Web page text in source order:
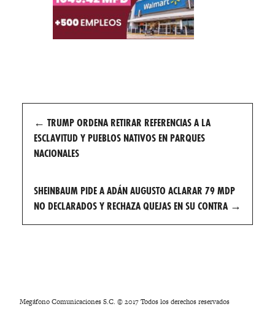
Post
navigation
← TRUMP ORDENA RETIRAR REFERENCIAS A LA
ESCLAVITUD Y PUEBLOS NATIVOS EN PARQUES
NACIONALES
SHEINBAUM PIDE A ADÁN AUGUSTO ACLARAR 79 MDP
NO DECLARADOS Y RECHAZA QUEJAS EN SU CONTRA →
Megáfono Comunicaciones S.C. © 2017 Todos los derechos reservados